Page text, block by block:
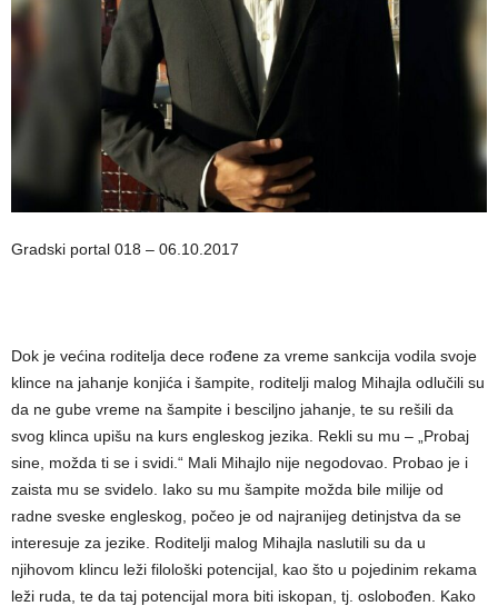
Gradski portal 018 – 06.10.2017
Dok je većina roditelja dece rođene za vreme sankcija vodila svoje
klince na jahanje konjića i šampite, roditelji malog Mihajla odlučili su
da ne gube vreme na šampite i besciljno jahanje, te su rešili da
svog klinca upišu na kurs engleskog jezika. Rekli su mu – „Probaj
sine, možda ti se i svidi.“ Mali Mihajlo nije negodovao. Probao je i
zaista mu se svidelo. Iako su mu šampite možda bile milije od
radne sveske engleskog, počeo je od najranijeg detinjstva da se
interesuje za jezike. Roditelji malog Mihajla naslutili su da u
njihovom klincu leži filološki potencijal, kao što u pojedinim rekama
leži ruda, te da taj potencijal mora biti iskopan, tj. oslobođen. Kako